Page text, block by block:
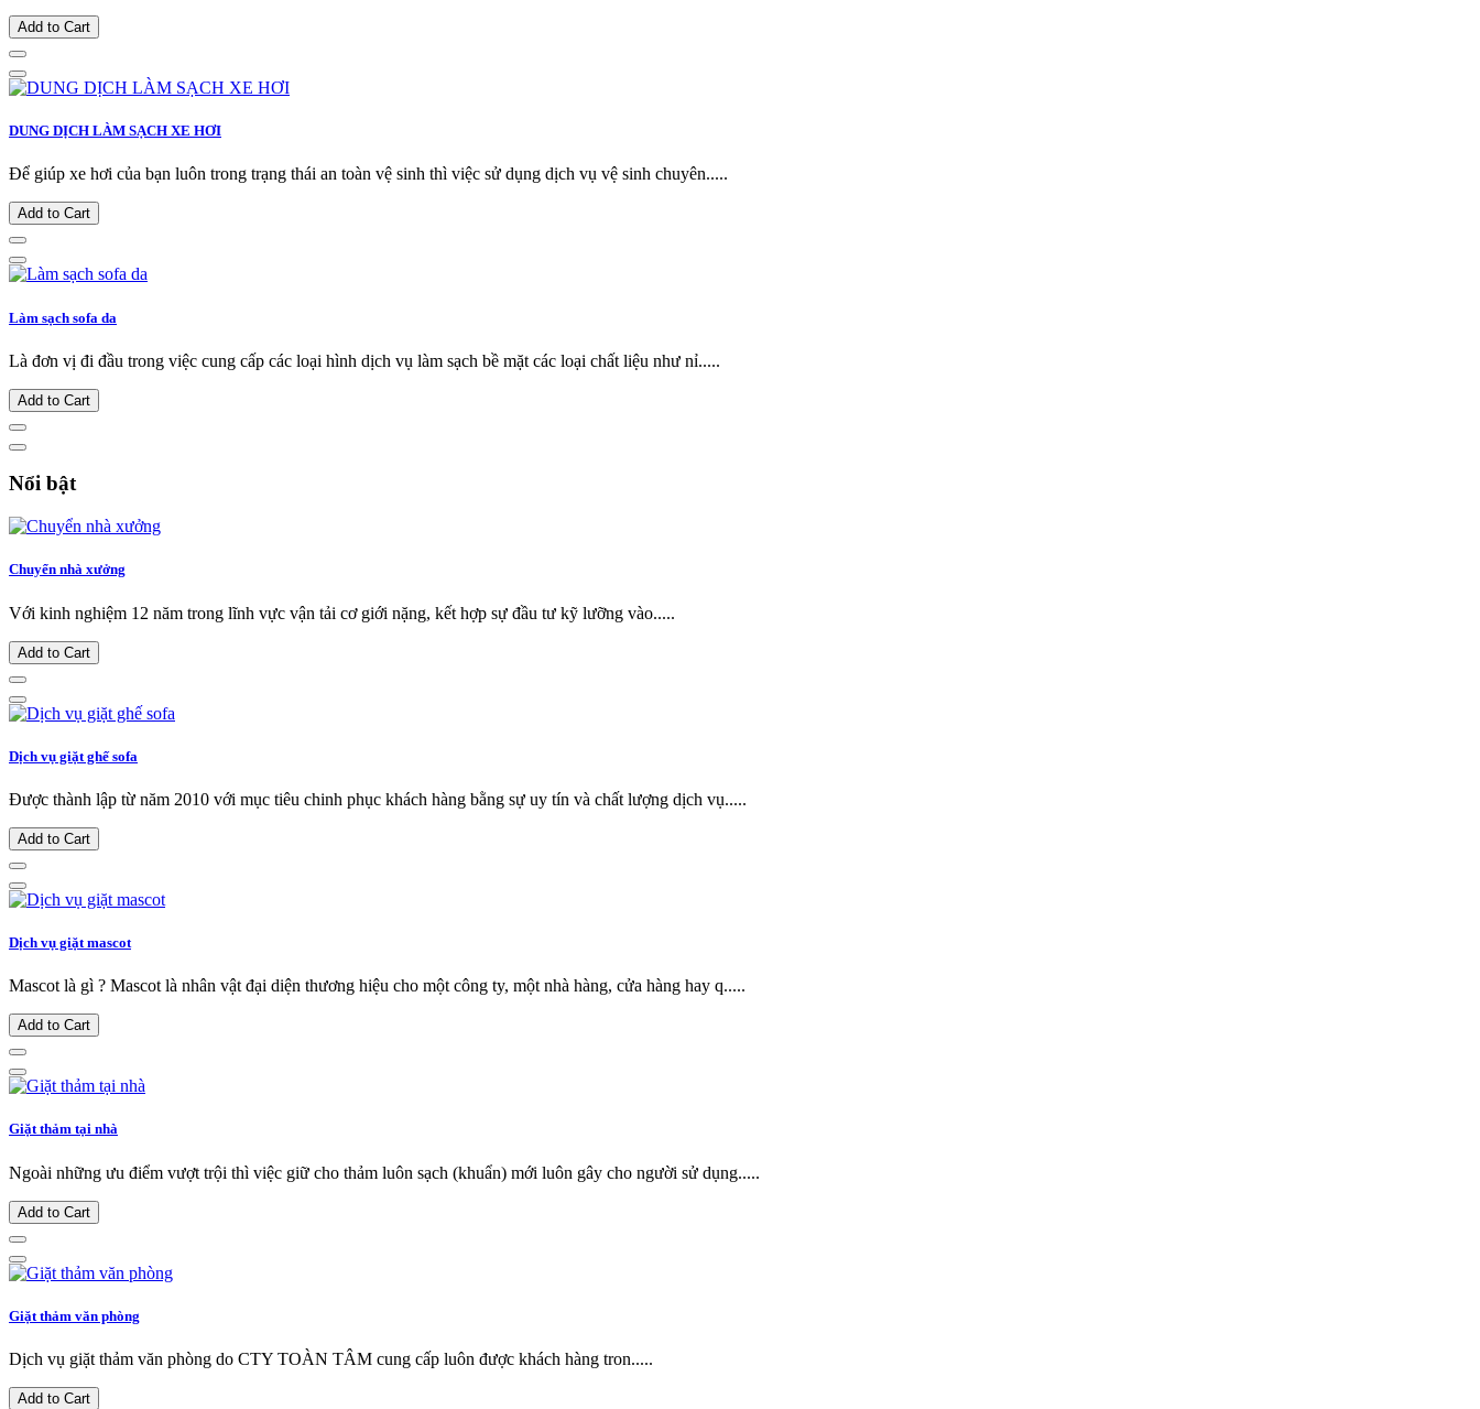
Add to Cart
DUNG DỊCH LÀM SẠCH XE HƠI
Để giúp xe hơi của bạn luôn trong trạng thái an toàn vệ sinh thì việc sử dụng dịch vụ vệ sinh chuyên.....
Add to Cart
Làm sạch sofa da
Là đơn vị đi đầu trong việc cung cấp các loại hình dịch vụ làm sạch bề mặt các loại chất liệu như nỉ.....
Add to Cart
Nổi bật
Chuyển nhà xưởng
Với kinh nghiệm 12 năm trong lĩnh vực vận tải cơ giới nặng, kết hợp sự đầu tư kỹ lưỡng vào.....
Add to Cart
Dịch vụ giặt ghế sofa
Được thành lập từ năm 2010 với mục tiêu chinh phục khách hàng bằng sự uy tín và chất lượng dịch vụ.....
Add to Cart
Dịch vụ giặt mascot
Mascot là gì ? Mascot là nhân vật đại diện thương hiệu cho một công ty, một nhà hàng, cửa hàng hay q.....
Add to Cart
Giặt thảm tại nhà
Ngoài những ưu điểm vượt trội thì việc giữ cho thảm luôn sạch (khuẩn) mới luôn gây cho người sử dụng.....
Add to Cart
Giặt thảm văn phòng
Dịch vụ giặt thảm văn phòng do CTY TOÀN TÂM cung cấp luôn được khách hàng tron.....
Add to Cart